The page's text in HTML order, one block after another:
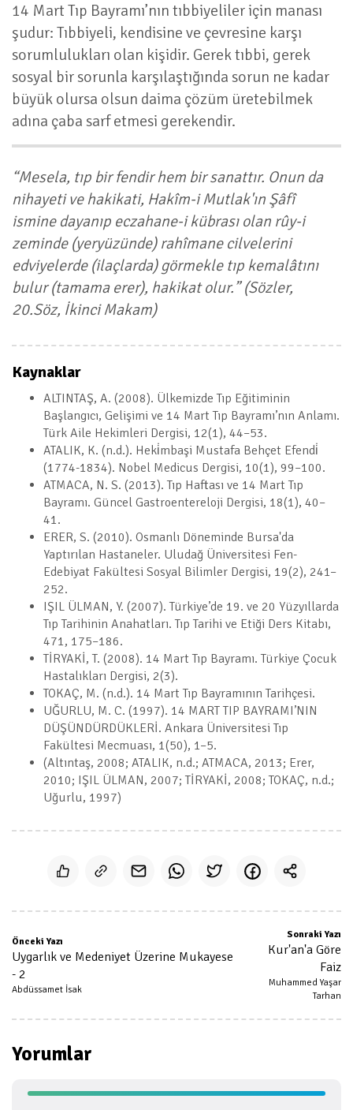
14 Mart Tıp Bayramı’nın tıbbiyeliler için manası
şudur: Tıbbiyeli, kendisine ve çevresine karşı
sorumlulukları olan kişidir. Gerek tıbbi, gerek
sosyal bir sorunla karşılaştığında sorun ne kadar
büyük olursa olsun daima çözüm üretebilmek
adına çaba sarf etmesi gerekendir.
“Mesela, tıp bir fendir hem bir sanattır. Onun da
nihayeti ve hakikati, Hakîm-i Mutlak'ın Şâfî
ismine dayanıp eczahane-i kübrası olan rûy-i
zeminde (yeryüzünde) rahîmane cilvelerini
edviyelerde (ilaçlarda) görmekle tıp kemalâtını
bulur (tamama erer), hakikat olur.” (Sözler,
20.Söz, İkinci Makam)
Kaynaklar
ALTINTAŞ, A. (2008). Ülkemizde Tıp Eğitiminin
Başlangıcı, Gelişimi ve 14 Mart Tıp Bayramı’nın Anlamı.
Türk Aile Hekimleri Dergisi, 12(1), 44–53.
ATALIK, K. (n.d.). Heki̇mbaşi Mustafa Behçet Efendi̇
(1774-1834). Nobel Medicus Dergisi, 10(1), 99–100.
ATMACA, N. S. (2013). Tıp Haftası ve 14 Mart Tıp
Bayramı. Güncel Gastroentereloji Dergisi, 18(1), 40–
41.
ERER, S. (2010). Osmanlı Döneminde Bursa'da
Yaptırılan Hastaneler. Uludağ Üniversitesi Fen-
Edebiyat Fakültesi Sosyal Bilimler Dergisi, 19(2), 241–
252.
IŞIL ÜLMAN, Y. (2007). Türkiye’de 19. ve 20 Yüzyıllarda
Tıp Tarihinin Anahatları. Tıp Tarihi ve Etiği Ders Kitabı,
471, 175–186.
TİRYAKİ, T. (2008). 14 Mart Tıp Bayramı. Türkiye Çocuk
Hastalıkları Dergisi, 2(3).
TOKAÇ, M. (n.d.). 14 Mart Tıp Bayramının Tarihçesi.
UĞURLU, M. C. (1997). 14 MART TIP BAYRAMI’NIN
DÜŞÜNDÜRDÜKLERİ. Ankara Üniversitesi Tıp
Fakültesi Mecmuası, 1(50), 1–5.
(Altıntaş, 2008; ATALIK, n.d.; ATMACA, 2013; Erer,
2010; IŞIL ÜLMAN, 2007; TİRYAKİ, 2008; TOKAÇ, n.d.;
Uğurlu, 1997)
Önceki Yazı
Uygarlık ve Medeniyet Üzerine Mukayese
- 2
Abdüssamet İsak
Sonraki Yazı
Kur'an'a Göre
Faiz
Muhammed Yaşar
Tarhan
Yorumlar